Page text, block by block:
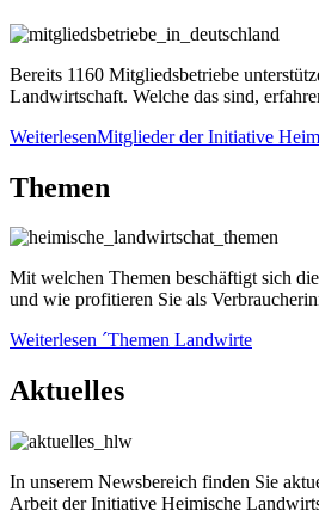
Bereits 1160 Mitgliedsbetriebe
Landwirtschaft. Welche das sind,
WeiterlesenMitglieder der Initiative
Themen
Mit welchen Themen beschäftigt sich
und wie profitieren Sie als
Weiterlesen ´Themen Landwirte
Aktuelles
In unserem Newsbereich finden Sie
Arbeit der Initiative Heimische